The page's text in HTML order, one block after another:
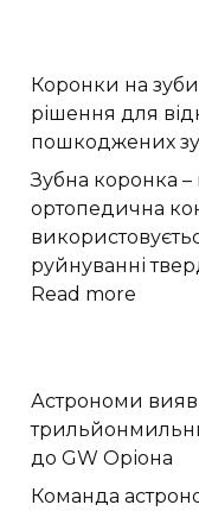
Коронки на
рішення для
пошкоджених
Зубна коронка –
ортопедична
руйнуванні
Read more
–
це
Астрономи
до GW Оріона
Команда